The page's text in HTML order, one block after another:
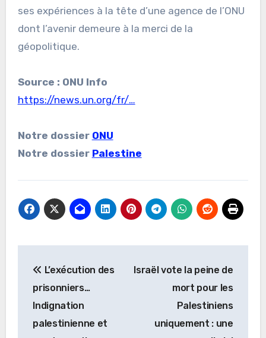
ses expériences à la tête d’une agence de l’ONU
dont l’avenir demeure à la merci de la
géopolitique.
Source : ONU Info
https://news.un.org/fr/…
Notre dossier ONU
Notre dossier Palestine
de
l’article
L’exécution des
prisonniers…
Indignation
palestinienne et
Israël vote la peine de
mort pour les
Palestiniens
uniquement : une